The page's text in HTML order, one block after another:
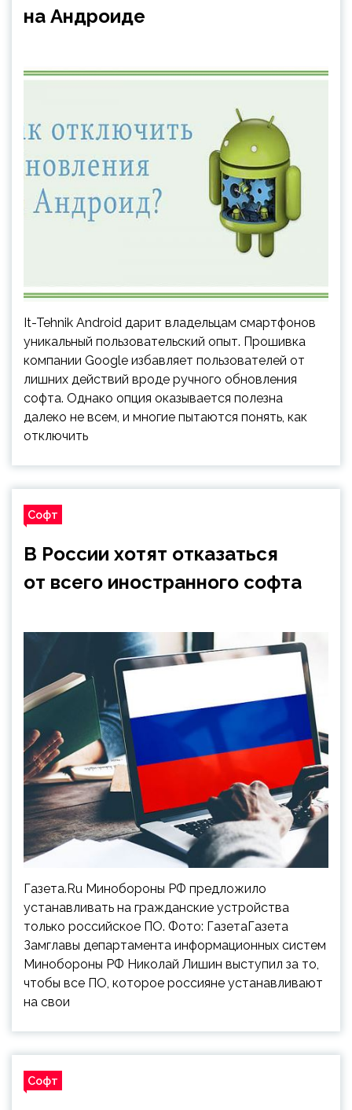
на Андроиде
It-Tehnik Android дарит владельцам смартфонов
уникальный пользовательский опыт. Прошивка
компании Google избавляет пользователей от
лишних действий вроде ручного обновления
софта. Однако опция оказывается полезна
далеко не всем, и многие пытаются понять, как
отключить
Софт
В России хотят отказаться
от всего иностранного софта
Газета.Ru Минобороны РФ предложило
устанавливать на гражданские устройства
только российское ПО. Фото: ГазетаГазета
Замглавы департамента информационных систем
Минобороны РФ Николай Лишин выступил за то,
чтобы все ПО, которое россияне устанавливают
на свои
Софт